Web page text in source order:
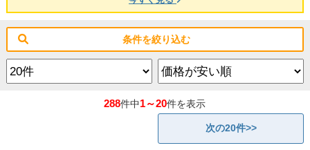
条件を絞り込む
288件中1～20件を表示
次の20件>>